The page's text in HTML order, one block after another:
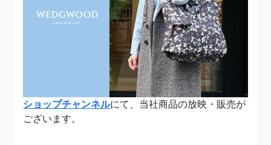
ショップチャンネルにて、当社商品の放映・販売が
ございます。